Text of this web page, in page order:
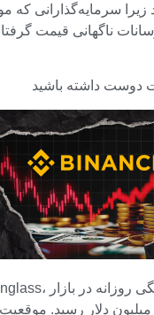
سرمایه‌گذارانی که
داشته باشید
استلار به 2.56 میلیون دلار رسید.